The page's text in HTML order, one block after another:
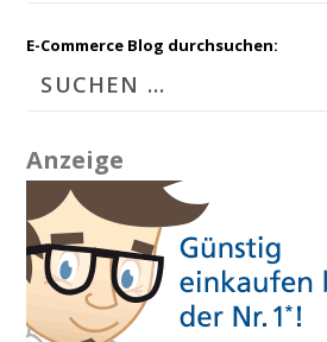
E-Commerce Blog durchsuchen:
Anzeige